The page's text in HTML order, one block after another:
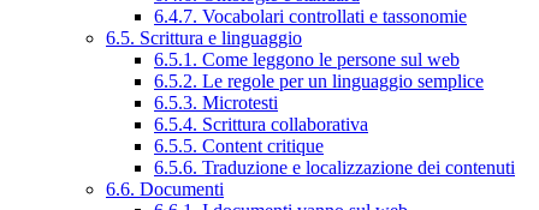
6.4.7. Vocabolari controllati e tassonomie
6.5. Scrittura e linguaggio
6.5.1. Come leggono le persone sul web
6.5.2. Le regole per un linguaggio semplice
6.5.3. Microtesti
6.5.4. Scrittura collaborativa
6.5.5. Content critique
6.5.6. Traduzione e localizzazione dei contenuti
6.6. Documenti